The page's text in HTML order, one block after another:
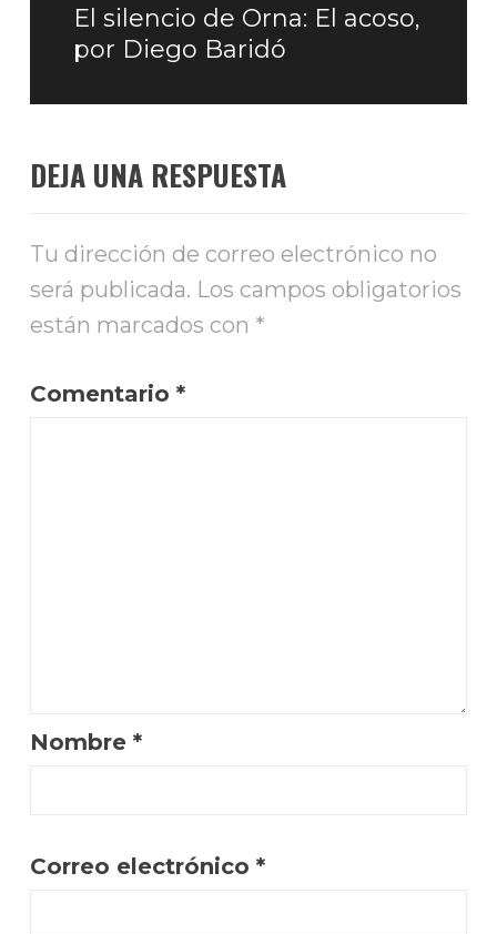
Entrada
siguiente:
El silencio de Orna: El acoso,
por Diego Baridó
DEJA UNA RESPUESTA
Tu dirección de correo electrónico no
será publicada. Los campos obligatorios
están marcados con *
Comentario *
Nombre *
Correo electrónico *